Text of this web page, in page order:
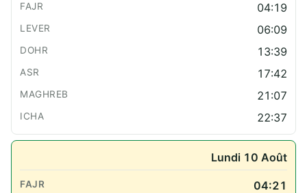
04:19
06:09
13:39
17:42
21:07
22:37
Lundi 10 Août
04:21